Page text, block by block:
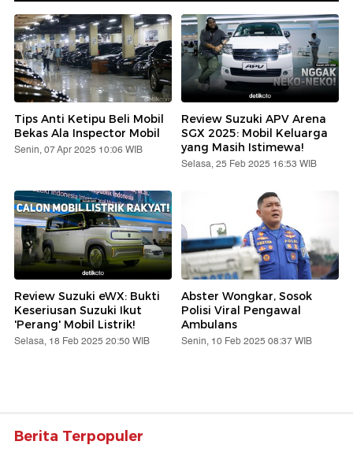
Tips Anti Ketipu Beli Mobil
Bekas Ala Inspector Mobil
Senin, 07 Apr 2025 10:06 WIB
Review Suzuki APV Arena
SGX 2025: Mobil Keluarga
yang Masih Istimewa!
Selasa, 25 Feb 2025 16:53 WIB
Review Suzuki eWX: Bukti
Keseriusan Suzuki Ikut
'Perang' Mobil Listrik!
Selasa, 18 Feb 2025 20:50 WIB
Abster Wongkar, Sosok
Polisi Viral Pengawal
Ambulans
Senin, 10 Feb 2025 08:37 WIB
Berita Terpopuler